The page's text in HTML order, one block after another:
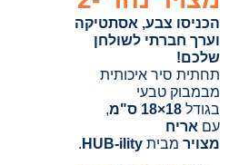
הכניסו צבע, אסתטיקה
וערך חברתי לשולחן
שלכם!
תחתית סיר איכותית
מבמבוק טבעי
בגודל18×18 ס"מ
,
עם אריח
מצויר מביתHUB-ility
.